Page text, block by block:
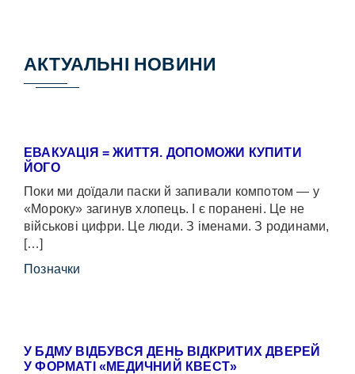
АКТУАЛЬНІ НОВИНИ
ЕВАКУАЦІЯ = ЖИТТЯ. ДОПОМОЖИ КУПИТИ
ЙОГО
Поки ми доїдали паски й запивали компотом — у
«Мороку» загинув хлопець. І є поранені. Це не
військові цифри. Це люди. З іменами. З родинами,
[…]
Позначки
У БДМУ ВІДБУВСЯ ДЕНЬ ВІДКРИТИХ ДВЕРЕЙ
У ФОРМАТІ «МЕДИЧНИЙ КВЕСТ»